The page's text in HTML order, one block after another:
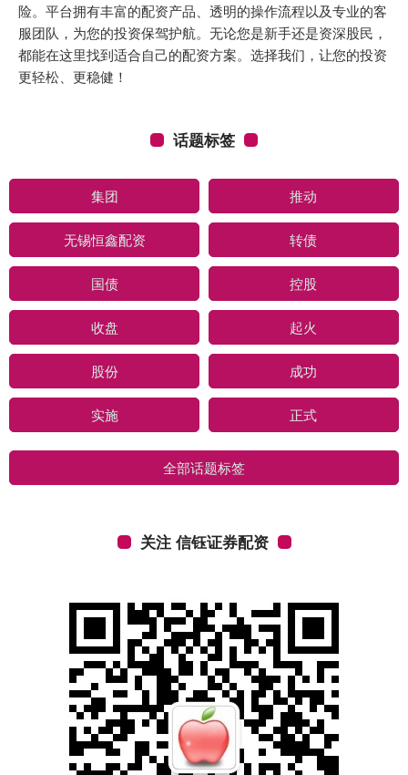
险。平台拥有丰富的配资产品、透明的操作流程以及专业的客
服团队，为您的投资保驾护航。无论您是新手还是资深股民，
都能在这里找到适合自己的配资方案。选择我们，让您的投资
更轻松、更稳健！
话题标签
集团 推动
无锡恒鑫配资 转债
国债 控股
收盘 起火
股份 成功
实施 正式
全部话题标签
关注 信钰证券配资